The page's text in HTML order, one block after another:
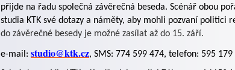
přijde na řadu společná závěrečná beseda. Scénář obou
studia KTK své dotazy a náměty, aby mohli pozvaní politici
do závěrečné besedy je možné zasílat až do 15. září.
e-mail: studio@ktk.cz, SMS: 774 599 474, telefon: 595 179